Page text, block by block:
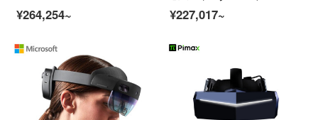
¥264,254~
¥227,017~